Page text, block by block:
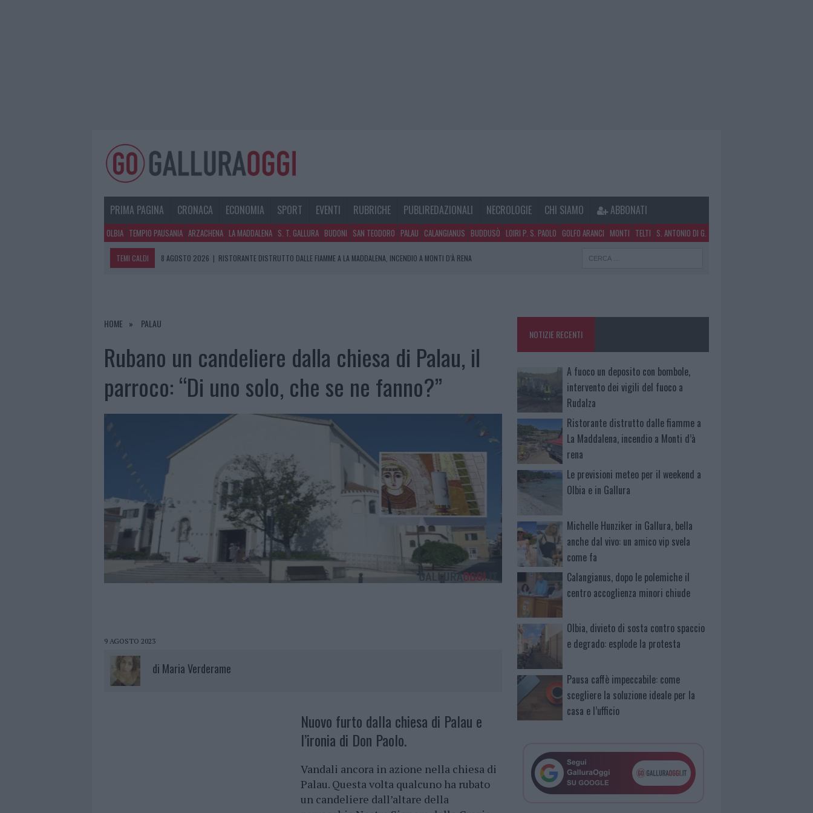
PRIMA PAGINA CRONACA ECONOMIA SPORT EVENTI RUBRICHE PUBLIREDAZIONALI NECROLOGIE CHI SIAMO ABBONATI
OLBIA TEMPIO PAUSANIA ARZACHENA LA MADDALENA S. T. GALLURA BUDONI SAN TEODORO PALAU CALANGIANUS BUDDUSÒ LOIRI P. S. PAOLO GOLFO ARANCI MONTI TELTI S. ANTONIO DI G.
TEMI CALDI 8 AGOSTO 2026 | RISTORANTE DISTRUTTO DALLE FIAMME A LA MADDALENA, INCENDIO A MONTI D’À RENA
7 AGOSTO 2026
HOME PALAU
Rubano un candeliere dalla chiesa di Palau, il
parroco: “Di uno solo, che se ne fanno?”
9 AGOSTO 2023
di Maria Verderame
Nuovo furto dalla chiesa di Palau e
l’ironia di Don Paolo.
Vandali ancora in azione nella chiesa di
Palau. Questa volta qualcuno ha rubato
un candeliere dall’altare della
NOTIZIE RECENTI
A fuoco un deposito con bombole,
intervento dei vigili del fuoco a
Rudalza
Ristorante distrutto dalle fiamme a
La Maddalena, incendio a Monti d’à
rena
Le previsioni meteo per il weekend a
Olbia e in Gallura
Michelle Hunziker in Gallura, bella
anche dal vivo: un amico vip svela
come fa
Calangianus, dopo le polemiche il
centro accoglienza minori chiude
Olbia, divieto di sosta contro spaccio
e degrado: esplode la protesta
Pausa caffè impeccabile: come
scegliere la soluzione ideale per la
casa e l’ufficio